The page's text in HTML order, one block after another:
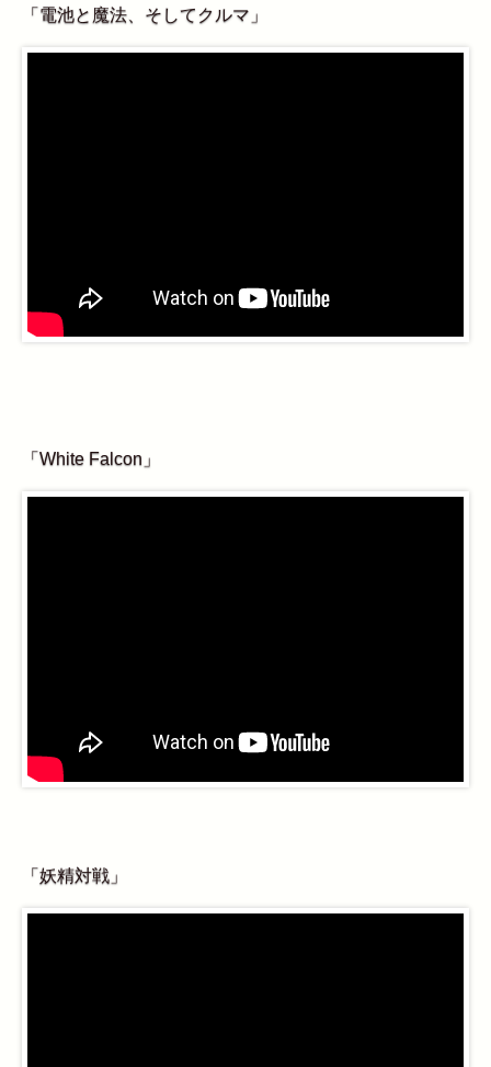
「電池と魔法、そしてクルマ」
「White Falcon」
「妖精対戦」